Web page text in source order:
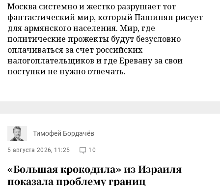
Москва системно и жестко разрушает тот
фантастический мир, который Пашинян рисует
для армянского населения. Мир, где
политические прожекты будут безусловно
оплачиваться за счет российских
налогоплательщиков и где Еревану за свои
поступки не нужно отвечать.
Тимофей Бордачёв
5 августа 2026, 11:25 10
«Большая крокодила» из Израиля
показала проблему границ